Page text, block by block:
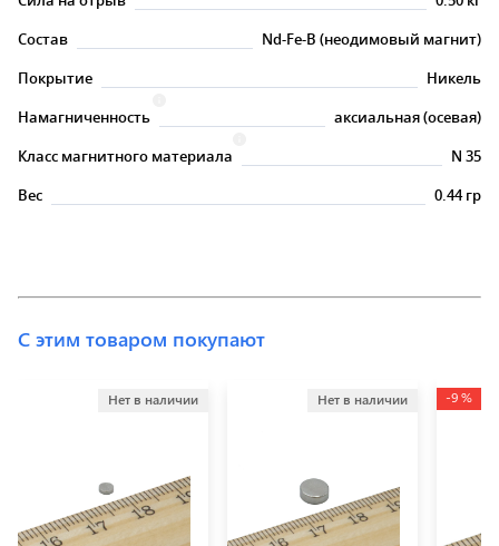
Состав
Nd-Fe-B (неодимовый магнит)
Покрытие
Никель
Намагниченность
аксиальная (осевая)
Класс магнитного материала
N 35
Вес
0.44 гр
С этим товаром покупают
Нет в наличии Нет в наличии -9 %